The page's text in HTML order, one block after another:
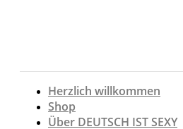
Herzlich willkommen
Shop
Über DEUTSCH IST SEXY